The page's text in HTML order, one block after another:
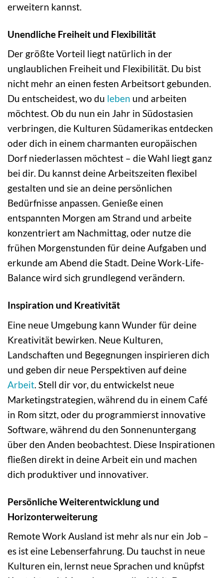
erweitern kannst.
Unendliche Freiheit und Flexibilität
Der größte Vorteil liegt natürlich in der
unglaublichen Freiheit und Flexibilität. Du bist
nicht mehr an einen festen Arbeitsort gebunden.
Du entscheidest, wo du leben und arbeiten
möchtest. Ob du nun ein Jahr in Südostasien
verbringen, die Kulturen Südamerikas entdecken
oder dich in einem charmanten europäischen
Dorf niederlassen möchtest – die Wahl liegt ganz
bei dir. Du kannst deine Arbeitszeiten flexibel
gestalten und sie an deine persönlichen
Bedürfnisse anpassen. Genieße einen
entspannten Morgen am Strand und arbeite
konzentriert am Nachmittag, oder nutze die
frühen Morgenstunden für deine Aufgaben und
erkunde am Abend die Stadt. Deine Work-Life-
Balance wird sich grundlegend verändern.
Inspiration und Kreativität
Eine neue Umgebung kann Wunder für deine
Kreativität bewirken. Neue Kulturen,
Landschaften und Begegnungen inspirieren dich
und geben dir neue Perspektiven auf deine
Arbeit. Stell dir vor, du entwickelst neue
Marketingstrategien, während du in einem Café
in Rom sitzt, oder du programmierst innovative
Software, während du den Sonnenuntergang
über den Anden beobachtest. Diese Inspirationen
fließen direkt in deine Arbeit ein und machen
dich produktiver und innovativer.
Persönliche Weiterentwicklung und
Horizonterweiterung
Remote Work Ausland ist mehr als nur ein Job –
es ist eine Lebenserfahrung. Du tauchst in neue
Kulturen ein, lernst neue Sprachen und knüpfst